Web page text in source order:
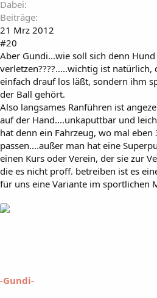
Dabei
Beiträge
21 Mrz 2012
#20
Aber Gundi...wie soll sich denn
verletzen????.....wichtig ist
einfach drauf los läßt, sondern ihm
der Ball gehört.
Also langsames Ranführen ist
auf der Hand....unkaputtbar und
hat denn ein Fahrzeug, wo mal eben
passen....außer man hat eine
einen Kurs oder Verein, der sie zur
die es nicht proff. betreiben ist es
für uns eine Variante im sportlichen
-Gundi-